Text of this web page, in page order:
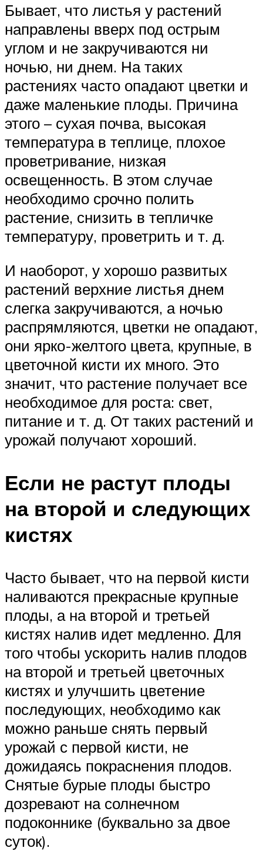
Бывает, что листья у растений
направлены вверх под острым
углом и не закручиваются ни
ночью, ни днем. На таких
растениях часто опадают цветки и
даже маленькие плоды. Причина
этого – сухая почва, высокая
температура в теплице, плохое
проветривание, низкая
освещенность. В этом случае
необходимо срочно полить
растение, снизить в тепличке
температуру, проветрить и т. д.
И наоборот, у хорошо развитых
растений верхние листья днем
слегка закручиваются, а ночью
распрямляются, цветки не опадают,
они ярко-желтого цвета, крупные, в
цветочной кисти их много. Это
значит, что растение получает все
необходимое для роста: свет,
питание и т. д. От таких растений и
урожай получают хороший.
Если не растут плоды
на второй и следующих
кистях
Часто бывает, что на первой кисти
наливаются прекрасные крупные
плоды, а на второй и третьей
кистях налив идет медленно. Для
того чтобы ускорить налив плодов
на второй и третьей цветочных
кистях и улучшить цветение
последующих, необходимо как
можно раньше снять первый
урожай с первой кисти, не
дожидаясь покраснения плодов.
Снятые бурые плоды быстро
дозревают на солнечном
подоконнике (буквально за двое
суток).